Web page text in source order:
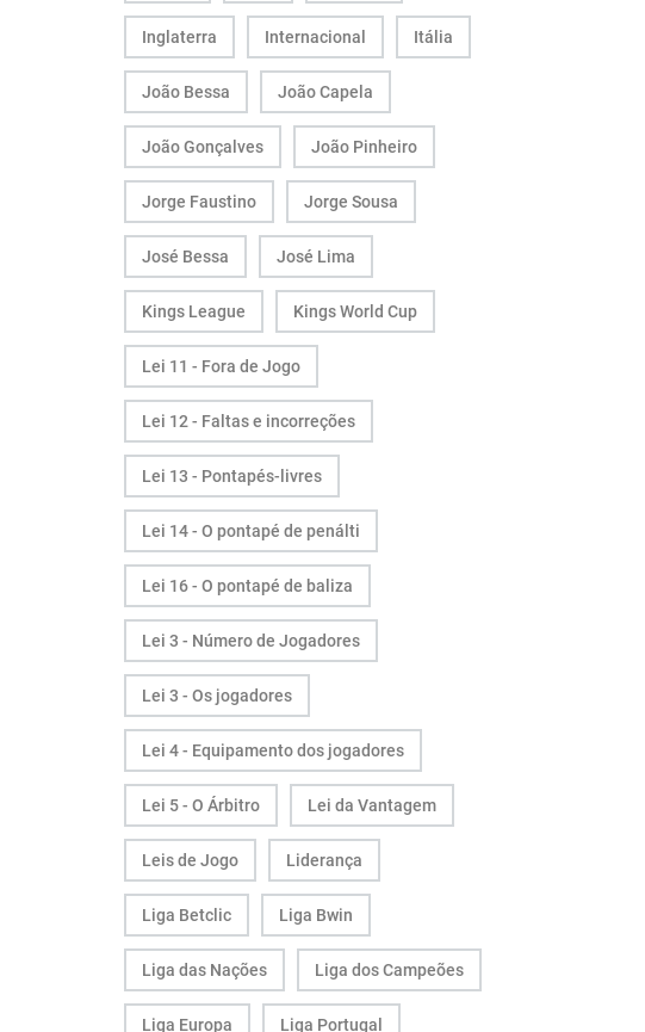
Inglaterra Internacional Itália
João Bessa João Capela
João Gonçalves João Pinheiro
Jorge Faustino Jorge Sousa
José Bessa José Lima
Kings League Kings World Cup
Lei 11 - Fora de Jogo
Lei 12 - Faltas e incorreções
Lei 13 - Pontapés-livres
Lei 14 - O pontapé de penálti
Lei 16 - O pontapé de baliza
Lei 3 - Número de Jogadores
Lei 3 - Os jogadores
Lei 4 - Equipamento dos jogadores
Lei 5 - O Árbitro Lei da Vantagem
Leis de Jogo Liderança
Liga Betclic Liga Bwin
Liga das Nações Liga dos Campeões
Liga Europa Liga Portugal